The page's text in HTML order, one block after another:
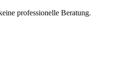
professionelle Beratung.